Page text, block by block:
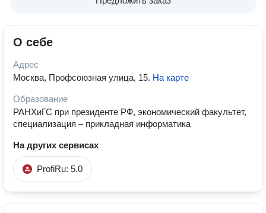
О себе
Адрес
Москва, Профсоюзная улица, 15. На карте
Образование
РАНХиГС при президенте РФ, экономический факультет,
специализация – прикладная информатика
На других сервисах
ProfiRu: 5.0